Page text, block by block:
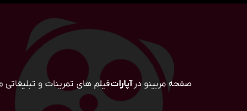
صفحه مربینو در آپاراتفیلم های تمرینات و تبلیغاتی